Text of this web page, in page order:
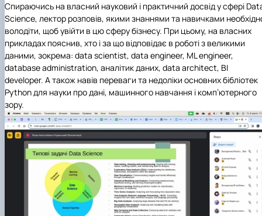
Спираючись на власний науковий і практичний досвід у сфері
Science, лектор розповів, якими знаннями та навичками
володіти, щоб увійти в цю сферу бізнесу. При цьому, на власних
прикладах пояснив, хто і за що відповідає в роботі з великими
даними, зокрема: data scientist, data engineer, ML engineer,
database administration, аналітик даних, data architect, BI
developer. А також навів переваги та недоліки основних бібліотек
Python для науки про дані, машинного навчання і комп’ютерного
зору.